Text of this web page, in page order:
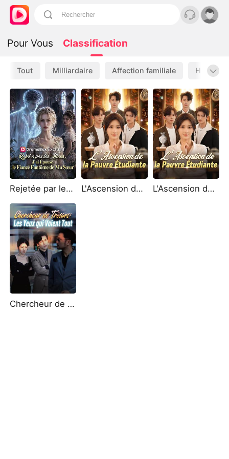
Pour Vous Classification
Tout Milliardaire Affection familiale
Rejetée par les Miens, J'ai Épousé le Fiancé Fantôme de Ma Sœur L'Ascension de la Pauvre Étudiante ( Doublé ) L'Ascension de la Pauvre Étudiante
Chercheur de Trésors : Les Yeux qui Voient Tout